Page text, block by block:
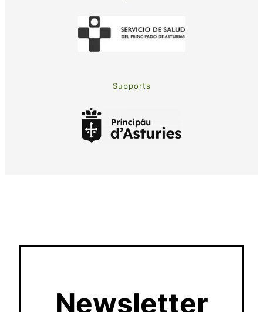
Supports
Newsletter